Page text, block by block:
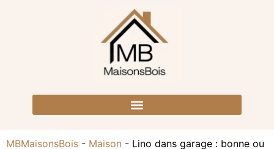
MBMaisonsBois - Maison - Lino dans garage : bonne ou